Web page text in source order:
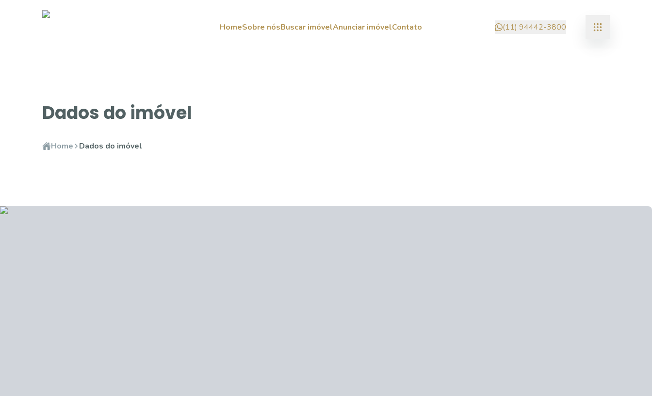
HomeSobre nósBuscar imóvelAnunciar imóvelContato (11) 94442-3800
Dados do imóvel
Home Dados do imóvel